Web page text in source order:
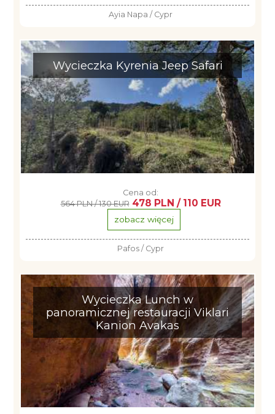
Ayia Napa / Cypr
Wycieczka Kyrenia Jeep Safari
Cena od:
564 PLN / 130 EUR 478 PLN / 110 EUR
zobacz więcej
Pafos / Cypr
Wycieczka Lunch w
panoramicznej restauracji Viklari
Kanion Avakas